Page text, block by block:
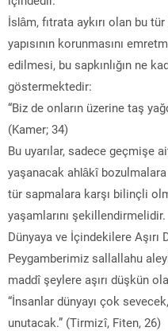
İslâm, fıtrata aykırı olan bu
yapısının korunmasını
edilmesi, bu sapkınlığın ne
göstermektedir:
“Biz de onların üzerine taş
(Kamer; 34)
Bu uyarılar, sadece geçmişe
yaşanacak ahlâkî
tür sapmalara karşı bilinçli
yaşamlarını şekillendirmelidir.
Dünyaya ve İçindekilere Aşırı
Peygamberimiz sallallahu
maddî şeylere aşırı düşkün
“İnsanlar dünyayı çok
unutacak.” (Tirmizî, Fiten, 26)